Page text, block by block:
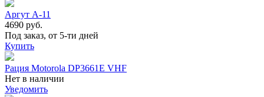
Аргут А-11
4690 руб.
Под заказ, от 5-ти дней
Купить
Рация Motorola DP3661E VHF
Нет в наличии
Уведомить